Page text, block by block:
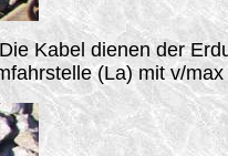
Kabel dienen der
(La) mit v/